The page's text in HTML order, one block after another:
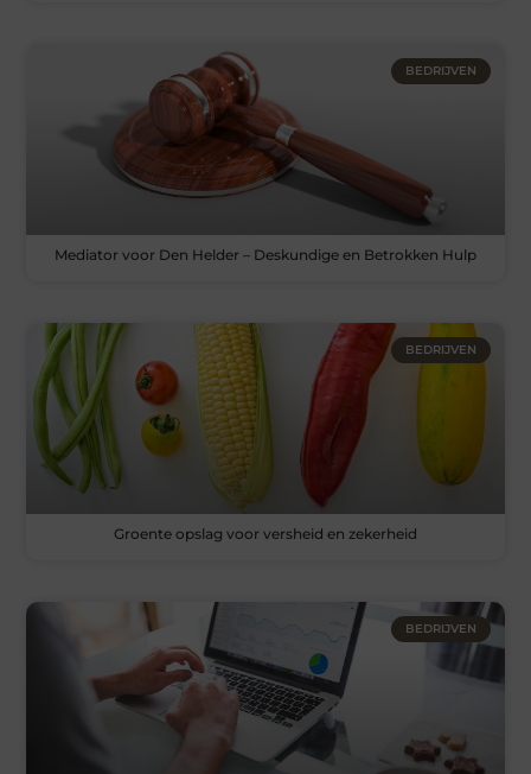
BEDRIJVEN
Mediator voor Den Helder – Deskundige en Betrokken Hulp
BEDRIJVEN
Groente opslag voor versheid en zekerheid
BEDRIJVEN